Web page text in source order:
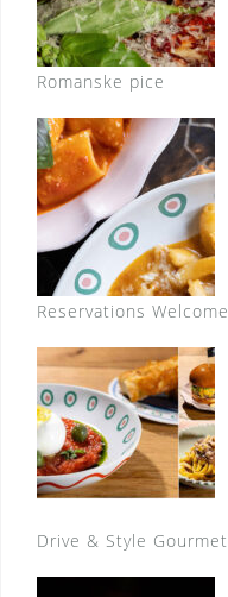
Romanske pice
Reservations Welcome
Drive & Style Gourmet